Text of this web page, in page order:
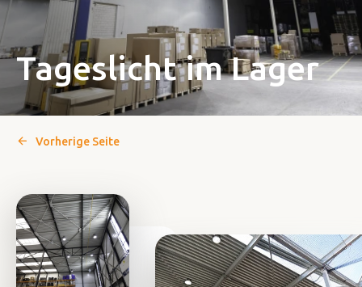
Tageslicht im Lager
Vorherige Seite